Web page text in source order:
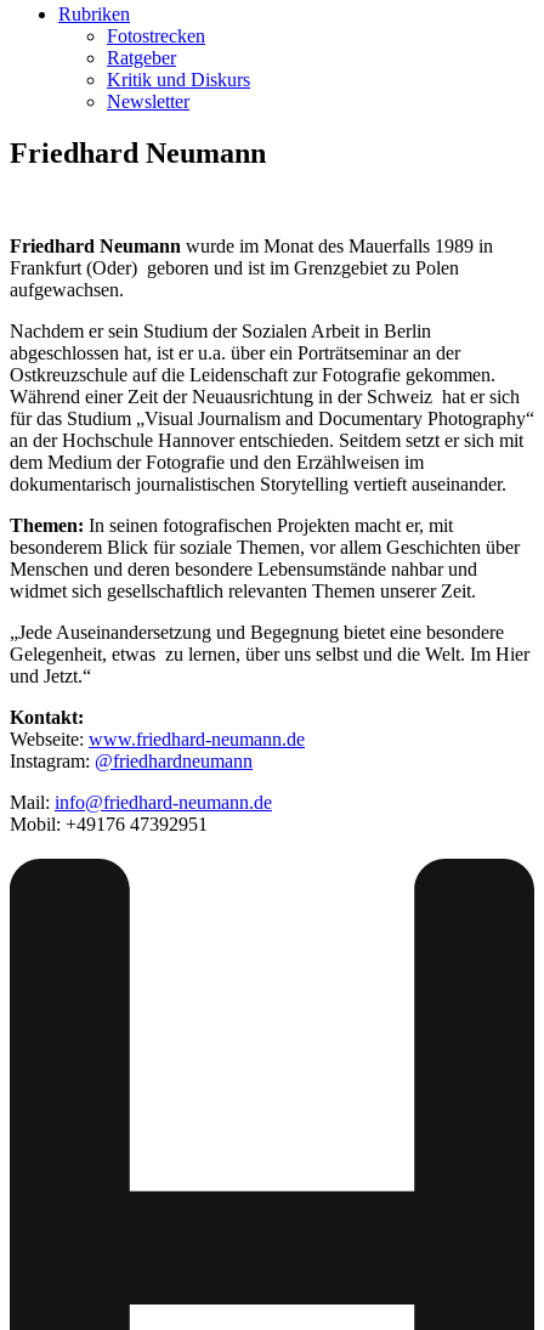
Rubriken
Fotostrecken
Ratgeber
Kritik und Diskurs
Newsletter
Friedhard Neumann
Friedhard Neumann wurde im Monat des Mauerfalls 1989 in
Frankfurt (Oder) geboren und ist im Grenzgebiet zu Polen
aufgewachsen.
Nachdem er sein Studium der Sozialen Arbeit in Berlin
abgeschlossen hat, ist er u.a. über ein Porträtseminar an der
Ostkreuzschule auf die Leidenschaft zur Fotografie gekommen.
Während einer Zeit der Neuausrichtung in der Schweiz hat er sich
für das Studium „Visual Journalism and Documentary Photography“
an der Hochschule Hannover entschieden. Seitdem setzt er sich mit
dem Medium der Fotografie und den Erzählweisen im
dokumentarisch journalistischen Storytelling vertieft auseinander.
Themen: In seinen fotografischen Projekten macht er, mit
besonderem Blick für soziale Themen, vor allem Geschichten über
Menschen und deren besondere Lebensumstände nahbar und
widmet sich gesellschaftlich relevanten Themen unserer Zeit.
„Jede Auseinandersetzung und Begegnung bietet eine besondere
Gelegenheit, etwas zu lernen, über uns selbst und die Welt. Im Hier
und Jetzt.“
Kontakt:
Webseite: www.friedhard-neumann.de
Instagram: @friedhardneumann
Mail: info@friedhard-neumann.de
Mobil: +49176 47392951